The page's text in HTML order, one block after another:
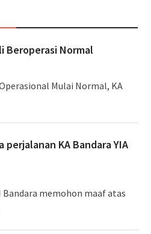
Beroperasi Normal
Mulai Normal, KA
KA Bandara YIA
Bandara memohon maaf atas